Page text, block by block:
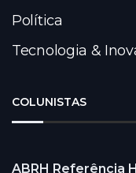
Política
Tecnologia &
COLUNISTAS
ABRH Referência